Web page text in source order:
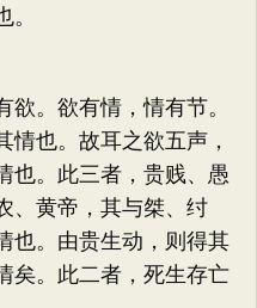
。欲有情，情有节。
情也。故耳之欲五声，
也。此三者，贵贱、愚
、黄帝，其与桀、纣
也。由贵生动，则得其
矣。此二者，死生存亡